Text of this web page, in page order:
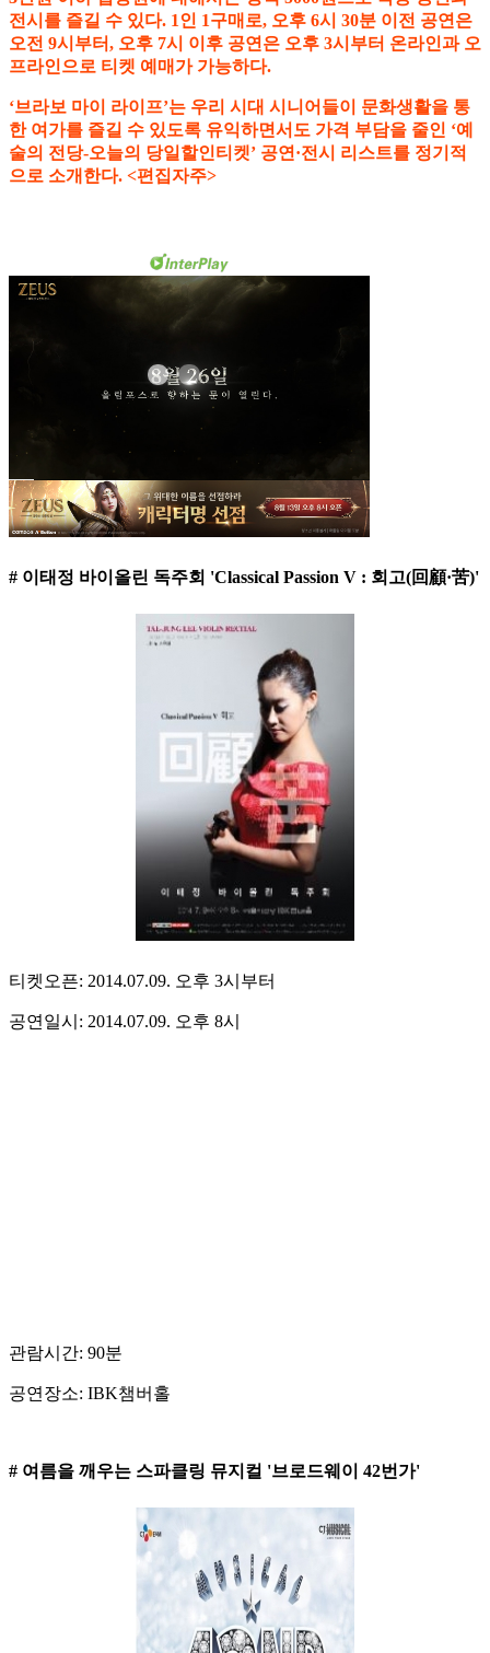
전시를 즐길 수 있다. 1인 1구매로, 오후 6시 30분 이전 공연은
오전 9시부터, 오후 7시 이후 공연은 오후 3시부터 온라인과 오
프라인으로 티켓 예매가 가능하다.
‘브라보 마이 라이프’는 우리 시대 시니어들이 문화생활을 통
한 여가를 즐길 수 있도록 유익하면서도 가격 부담을 줄인 ‘예
술의 전당-오늘의 당일할인티켓’ 공연·전시 리스트를 정기적
으로 소개한다. <편집자주>
# 이태정 바이올린 독주회 'Classical Passion V : 회고(回顧·苦)'
티켓오픈: 2014.07.09. 오후 3시부터
공연일시: 2014.07.09. 오후 8시
관람시간: 90분
공연장소: IBK챔버홀
# 여름을 깨우는 스파클링 뮤지컬 '브로드웨이 42번가'